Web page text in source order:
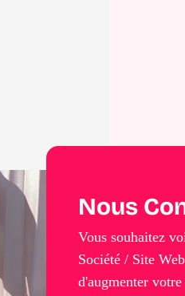
Nous
Vous souhaitez
Société / Site
d'augmenter